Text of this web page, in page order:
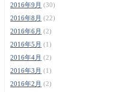
2016年9月 (30)
2016年8月 (22)
2016年6月 (2)
2016年5月 (1)
2016年4月 (2)
2016年3月 (1)
2016年2月 (2)